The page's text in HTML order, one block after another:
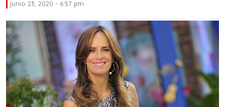
junio 23, 2020 - 6:57 pm